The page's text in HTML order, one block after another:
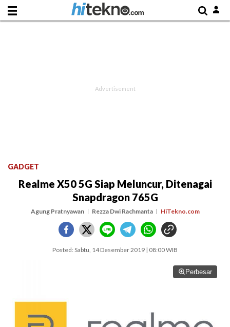
GADGET
Realme X50 5G Siap Meluncur, Ditenagai
Snapdragon 765G
Agung Pratnyawan Rezza Dwi Rachmanta HiTekno.com
Posted: Sabtu, 14 Desember 2019 | 08:00 WIB
Perbesar